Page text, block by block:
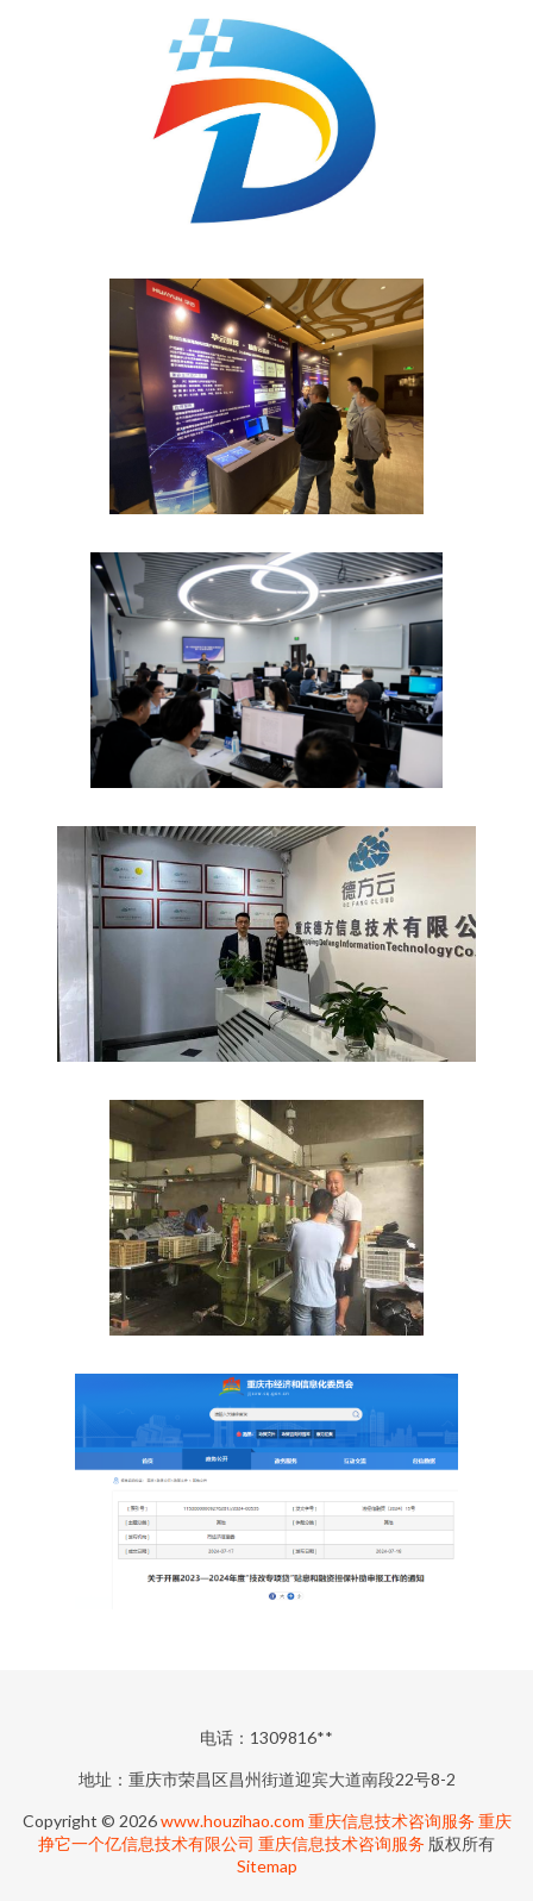
电话：1309816**
地址：重庆市荣昌区昌州街道迎宾大道南段22号8-2
Copyright © 2026www.houzihao.com 重庆信息技术咨询服务 重庆
挣它一个亿信息技术有限公司 重庆信息技术咨询服务 版权所有
Sitemap